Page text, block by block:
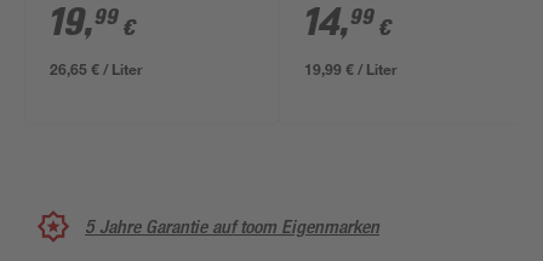
19,99 €
26,65 € / Liter
14,99 €
19,99 € / Liter
5 Jahre Garantie auf toom Eigenmarken